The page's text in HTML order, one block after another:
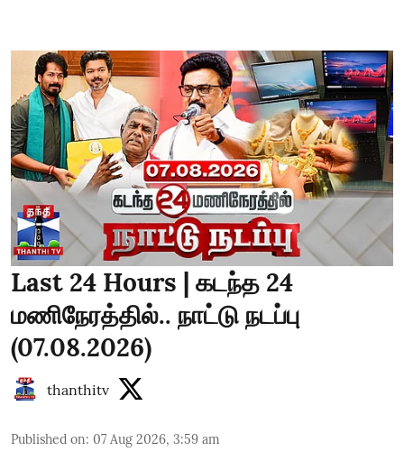
Last 24 Hours | கடந்த 24
மணிநேரத்தில்.. நாட்டு நடப்பு
(07.08.2026)
thanthitv
Published on: 07 Aug 2026, 3:59 am